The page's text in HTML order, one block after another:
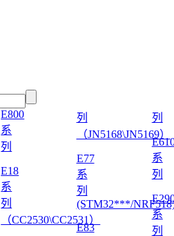
E800
系
列
E18
系
列
（CC2530\CC2531）
列
（JN5168\JN5169）
E77
系
列
(STM32***/
E83
列
系
列
系
列